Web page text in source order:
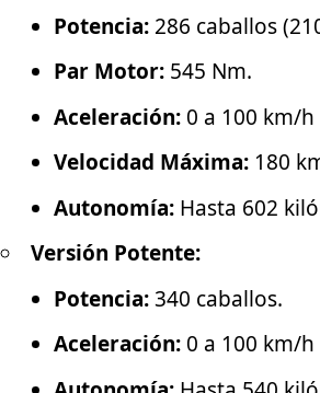
Potencia:286 caballos
Par Motor:545 Nm.
Aceleración:0 a 100 km/h
Velocidad Máxima:180
Autonomía:Hasta 602
Versión Potente:
Potencia:340 caballos.
Aceleración:0 a 100 km/h